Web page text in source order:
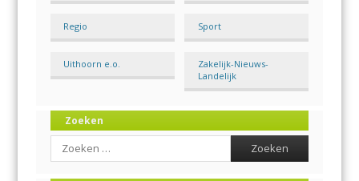
Regio Sport
Uithoorn e.o.
Zakelijk-Nieuws-
Landelijk
Zoeken
Search